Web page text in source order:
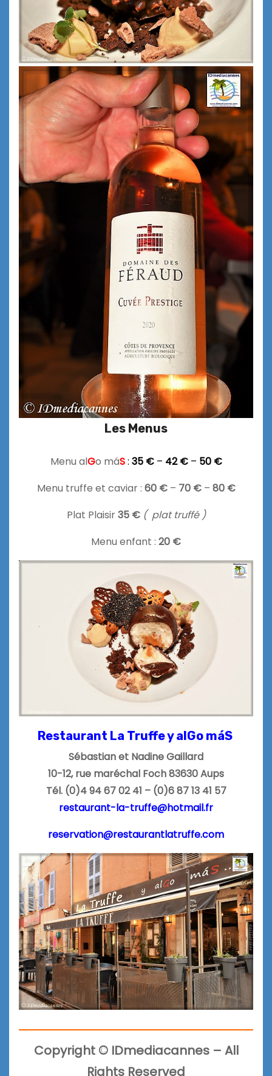
Les Menus
Menu alGo máS: 35 €– 42 €– 50 €
Menu truffe et caviar : 60 €– 70 €– 80 €
Plat Plaisir35 € ( plat truffé )
Menu enfant : 20 €
Restaurant La Truffe y alGo máS
Sébastian et Nadine Gaillard
10-12, rue maréchal Foch 83630 Aups
Tél. (0)4 94 67 02 41 – (0)6 87 13 41 57
restaurant-la-truffe@hotmail.fr
reservation@restaurantlatruffe.com
Copyright © IDmediacannes – All
Rights Reserved